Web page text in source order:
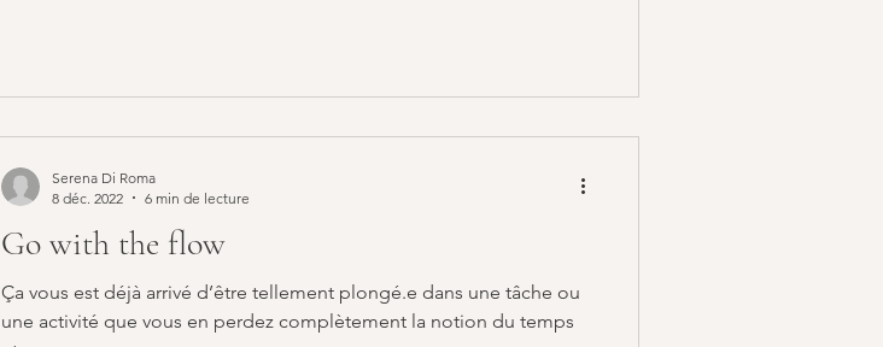
Go with the flow
Ça vous est déjà arrivé d’être tellement plongé.e dans une tâche ou
une activité que vous en perdez complètement la notion du temps
Serena Di Roma
8 déc. 2022
6 min de lecture